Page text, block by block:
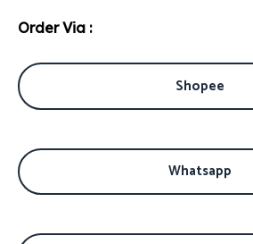
Order Via :
Shopee
Whatsapp